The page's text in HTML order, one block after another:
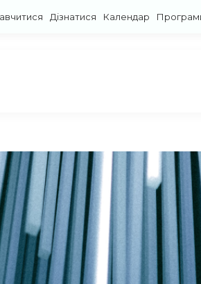
Дізнатися Календар